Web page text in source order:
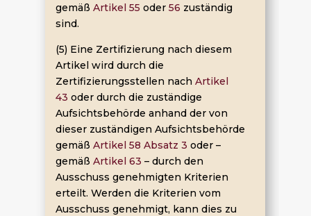
gemäß Artikel 55 oder 56 zuständig
sind.
(5) Eine Zertifizierung nach diesem
Artikel wird durch die
Zertifizierungsstellen nach Artikel
43 oder durch die zuständige
Aufsichtsbehörde anhand der von
dieser zuständigen Aufsichtsbehörde
gemäß Artikel 58 Absatz 3 oder –
gemäß Artikel 63 – durch den
Ausschuss genehmigten Kriterien
erteilt. Werden die Kriterien vom
Ausschuss genehmigt, kann dies zu